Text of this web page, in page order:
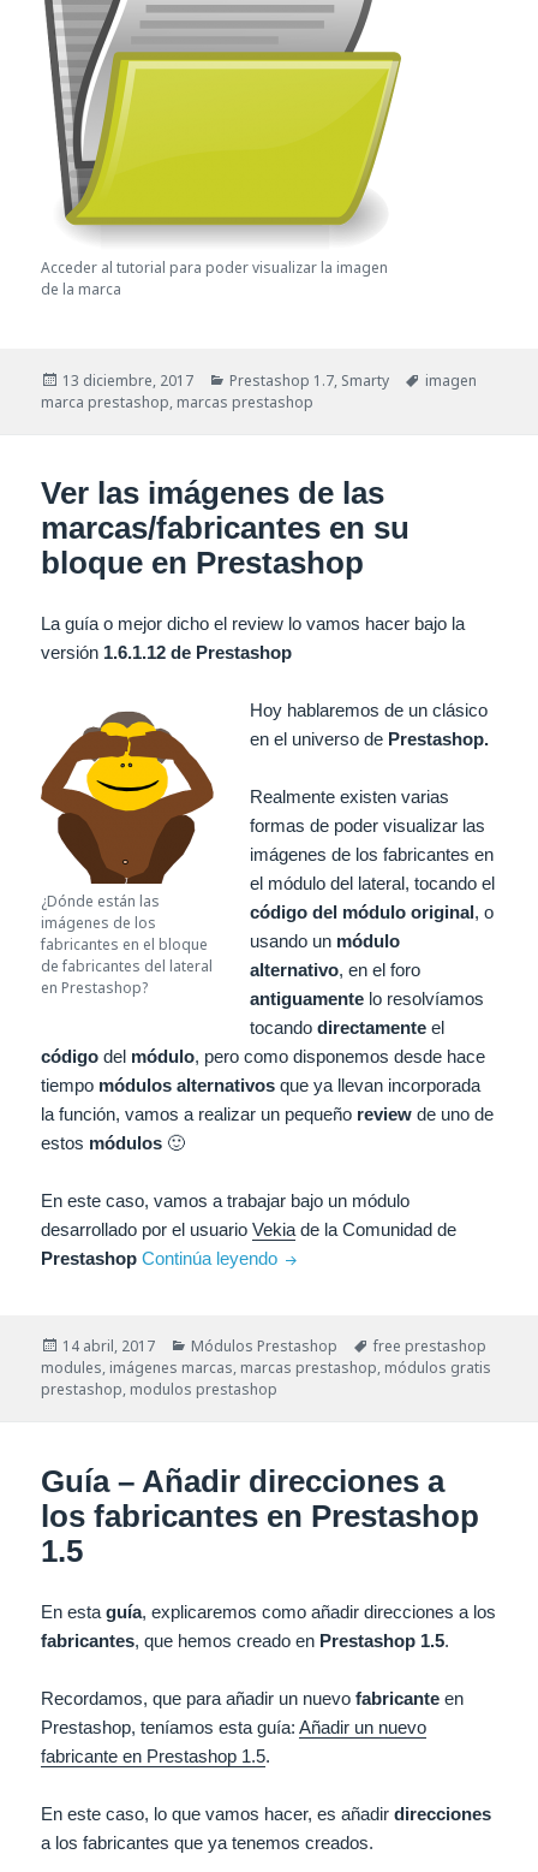
Acceder al tutorial para poder visualizar la imagen
de la marca
Publicado
el
13 diciembre, 2017 Categorías
Prestashop 1.7, Smarty Etiquetas
imagen
marca prestashop, marcas prestashop
Ver las imágenes de las
marcas/fabricantes en su
bloque en Prestashop
La guía o mejor dicho el review lo vamos hacer bajo la
versión 1.6.1.12 de Prestashop
¿Dónde están las
imágenes de los
fabricantes en el bloque
de fabricantes del lateral
en Prestashop?
Hoy hablaremos de un clásico
en el universo de Prestashop.
Realmente existen varias
formas de poder visualizar las
imágenes de los fabricantes en
el módulo del lateral, tocando el
código del módulo original, o
usando un módulo
alternativo, en el foro
antiguamente lo resolvíamos
tocandodirectamente el
código del módulo, pero como disponemos desde hace
tiempo módulos alternativos que ya llevan incorporada
la función, vamos a realizar un pequeño review de uno de
estos módulos 🙂
En este caso, vamos a trabajar bajo un módulo
desarrollado por el usuarioVekia de la Comunidad de
Prestashop Continúa leyendo Ver las imágenes de las
Publicado
el
14 abril, 2017 Categorías
Módulos Prestashop Etiquetas
free prestashop
modules, imágenes marcas, marcas prestashop, módulos gratis
prestashop, modulos prestashop
Guía – Añadir direcciones a
los fabricantes en Prestashop
1.5
En estaguía, explicaremos como añadir direcciones a los
fabricantes, que hemos creado en Prestashop 1.5.
Recordamos, que para añadir un nuevofabricante en
Prestashop, teníamos esta guía:Añadir un nuevo
fabricante en Prestashop 1.5.
En este caso, lo que vamos hacer, es añadirdirecciones
a los fabricantes que ya tenemos creados.